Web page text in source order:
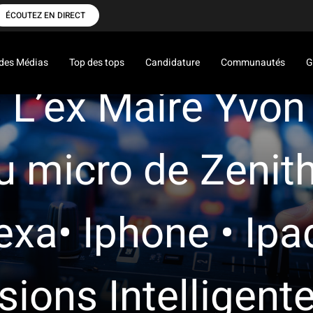
ÉCOUTEZ EN DIRECT
Médias Top des tops Candidature Communautés
Maire
micro de
Iphone •